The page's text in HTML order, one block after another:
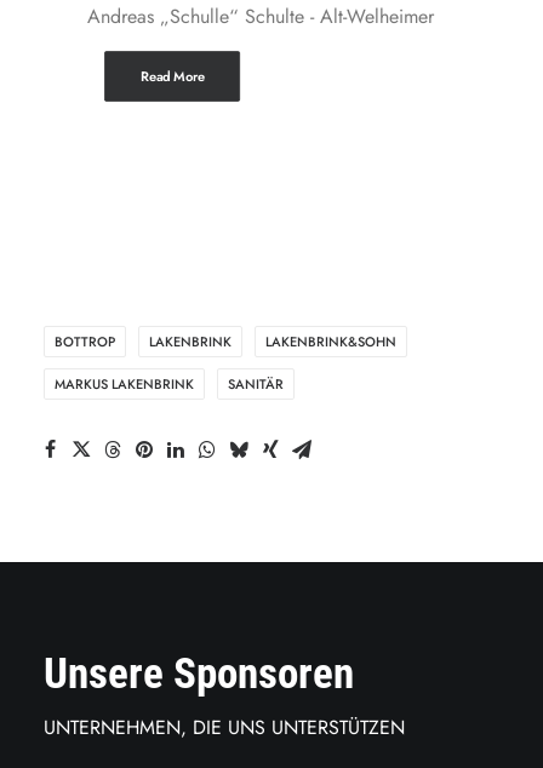
Andreas „Schulle“ Schulte - Alt-Welheimer
Read More
BOTTROP LAKENBRINK LAKENBRINK&SOHN
MARKUS LAKENBRINK SANITÄR
Unsere Sponsoren
UNTERNEHMEN, DIE UNS UNTERSTÜTZEN